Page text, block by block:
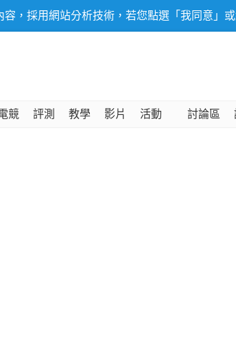
，採用網站分析技術，若您點選「我同意」
競 評測 教學 影片 活動 討論區